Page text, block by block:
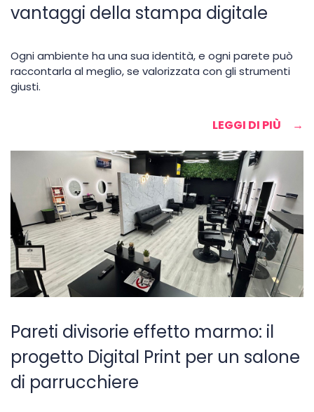
vantaggi della stampa digitale
Ogni ambiente ha una sua identità, e ogni parete può
raccontarla al meglio, se valorizzata con gli strumenti
giusti.
LEGGI DI PIÙ
Pareti divisorie effetto marmo: il
progetto Digital Print per un salone
di parrucchiere